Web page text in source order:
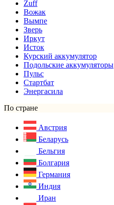
Zuff
Вожак
Вымпе
Зверь
Иркут
Исток
Курский аккумулятор
Подольские аккумуляторы
Пульс
Стартбат
Энергасила
По стране
Австрия
Беларусь
Бельгия
Болгария
Германия
Индия
Иран